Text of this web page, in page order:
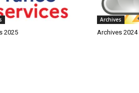
2025
Archives
Archives 2024